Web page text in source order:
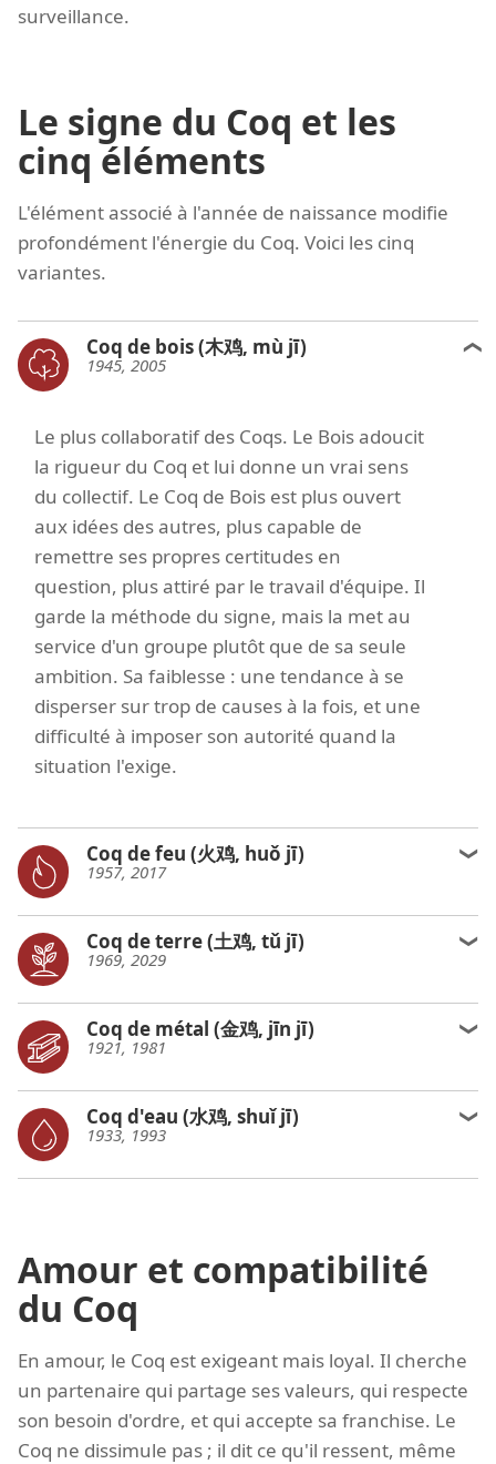
surveillance.
Le signe du Coq et les
cinq éléments
L'élément associé à l'année de naissance modifie
profondément l'énergie du Coq. Voici les cinq
variantes.
Coq de bois (木鸡, mù jī)
1945, 2005
Le plus collaboratif des Coqs. Le Bois adoucit
la rigueur du Coq et lui donne un vrai sens
du collectif. Le Coq de Bois est plus ouvert
aux idées des autres, plus capable de
remettre ses propres certitudes en
question, plus attiré par le travail d'équipe. Il
garde la méthode du signe, mais la met au
service d'un groupe plutôt que de sa seule
ambition. Sa faiblesse : une tendance à se
disperser sur trop de causes à la fois, et une
difficulté à imposer son autorité quand la
situation l'exige.
Coq de feu (火鸡, huǒ jī)
1957, 2017
Coq de terre (土鸡, tǔ jī)
1969, 2029
Coq de métal (金鸡, jīn jī)
1921, 1981
Coq d'eau (水鸡, shuǐ jī)
1933, 1993
Amour et compatibilité
du Coq
En amour, le Coq est exigeant mais loyal. Il cherche
un partenaire qui partage ses valeurs, qui respecte
son besoin d'ordre, et qui accepte sa franchise. Le
Coq ne dissimule pas ; il dit ce qu'il ressent, même